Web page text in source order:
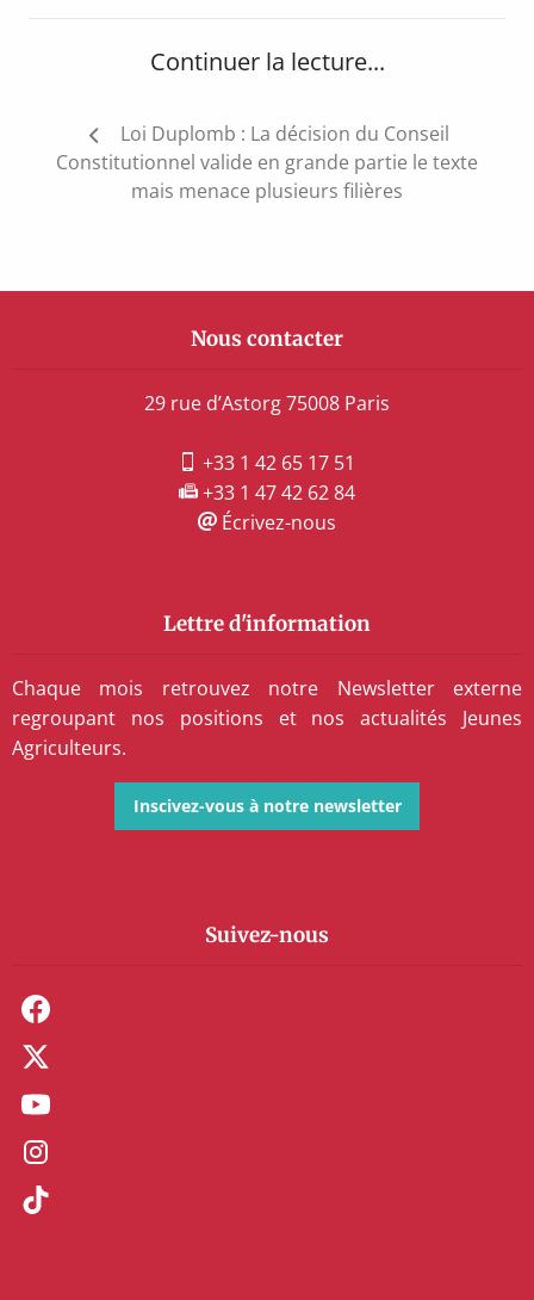
Continuer la lecture...
Navigation
de
l’article
Loi Duplomb : La décision du Conseil
Constitutionnel valide en grande partie le texte
mais menace plusieurs filières
Nous contacter
29 rue d’Astorg 75008 Paris
+33 1 42 65 17 51
+33 1 47 42 62 84
Écrivez-nous
Lettre d'information
Chaque mois retrouvez notre Newsletter externe
regroupant nos positions et nos actualités Jeunes
Agriculteurs.
Inscivez-vous à notre newsletter
Suivez-nous